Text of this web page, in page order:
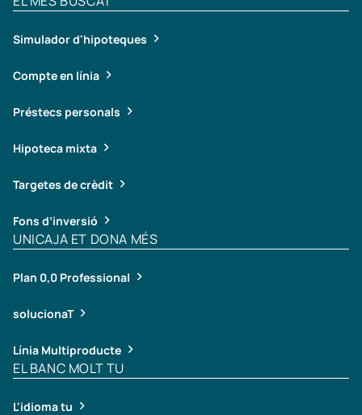
Simulador d'hipoteques
Compte en línia
Préstecs personals
Hipoteca mixta
Targetes de crèdit
Fons d’inversió
UNICAJA ET DONA MÉS
Plan 0,0 Professional
solucionaT
Línia Multiproducte
EL BANC MOLT TU
L'idioma tu